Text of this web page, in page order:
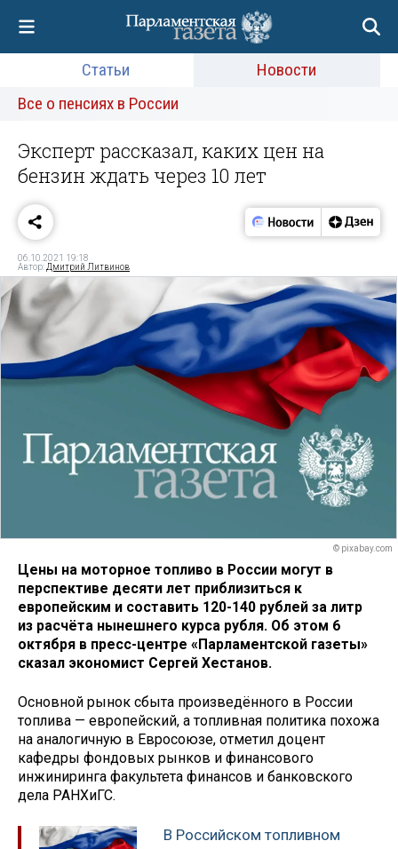
Статьи
Новости
Все о пенсиях в России
Эксперт рассказал, каких цен на
бензин ждать через 10 лет
06.10.2021 19:18
Автор: Дмитрий Литвинов
© pixabay.com
Цены на моторное топливо в России могут в
перспективе десяти лет приблизиться к
европейским и составить 120-140 рублей за литр
из расчёта нынешнего курса рубля. Об этом 6
октября в пресс-центре «Парламентской газеты»
сказал экономист Сергей Хестанов.
Основной рынок сбыта произведённого в России
топлива — европейский, а топливная политика похожа
на аналогичную в Евросоюзе, отметил доцент
кафедры фондовых рынков и финансового
инжиниринга факультета финансов и банковского
дела РАНХиГС.
В Российском топливном